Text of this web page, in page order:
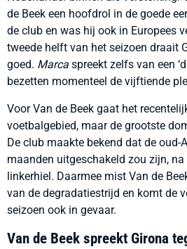
de Beek een hoofdrol in de goede
de club en was hij ook in Europees
tweede helft van het seizoen draait
goed. Marca spreekt zelfs van een
bezetten momenteel de vijftiende
Voor Van de Beek gaat het
voetbalgebied, maar de grootste
De club maakte bekend dat de oud-
maanden uitgeschakeld zou zijn,
linkerhiel. Daarmee mist Van de
van de degradatiestrijd en komt de
seizoen ook in gevaar.
Van de Beek spreekt Girona